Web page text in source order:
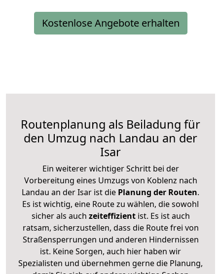
Kostenlose Angebote erhalten
Routenplanung als Beiladung für
den Umzug nach Landau an der
Isar
Ein weiterer wichtiger Schritt bei der
Vorbereitung eines Umzugs von Koblenz nach
Landau an der Isar ist die Planung der Routen.
Es ist wichtig, eine Route zu wählen, die sowohl
sicher als auch zeiteffizientist. Es ist auch
ratsam, sicherzustellen, dass die Route frei von
Straßensperrungen und anderen Hindernissen
ist. Keine Sorgen, auch hier haben wir
Spezialisten und übernehmen gerne die Planung,